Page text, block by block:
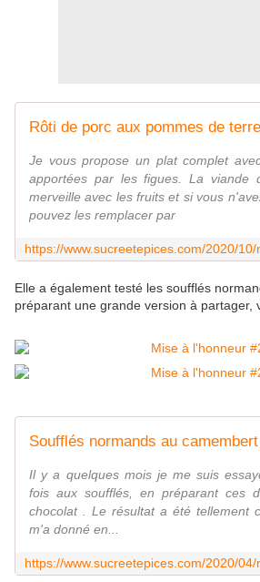
Je vous propose un plat complet
apportées par les figues. La viande
merveille avec les fruits et si vous
pouvez les remplacer par
Elle a également testé les soufflés
préparant une grande version à partager,
Il y a quelques mois je me suis
fois aux soufflés, en préparant ces
chocolat . Le résultat a été tellement
m'a donné en...